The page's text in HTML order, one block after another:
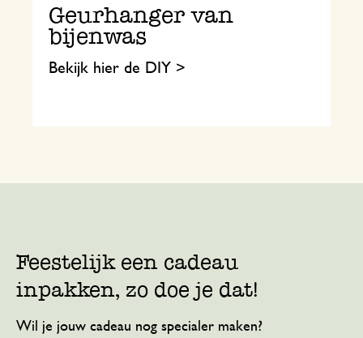
Geurhanger van
bijenwas
Bekijk hier de DIY >
Feestelijk een cadeau
inpakken, zo doe je dat!
Wil je jouw cadeau nog specialer maken?